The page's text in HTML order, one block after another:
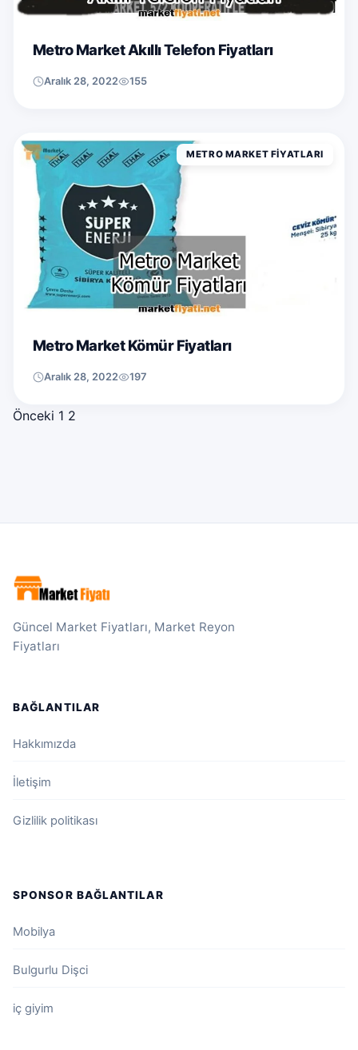
Metro Market Akıllı Telefon Fiyatları
Aralık 28, 2022 155
METRO MARKET FIYATLARI
Metro Market Kömür Fiyatları
Aralık 28, 2022 197
Yazı sayfalaması
Önceki 1 2
Güncel Market Fiyatları, Market Reyon
Fiyatları
BAĞLANTILAR
Hakkımızda
İletişim
Gizlilik politikası
SPONSOR BAĞLANTILAR
Mobilya
Bulgurlu Dişci
iç giyim